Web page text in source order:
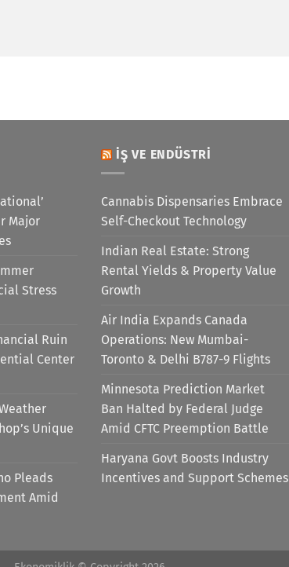
Major
Stress
Ruin
Center
Unique
Pleads
Amid
İŞ VE ENDÜSTRI
Cannabis Dispensaries Embrace
Self-Checkout Technology
Indian Real Estate: Strong
Rental Yields & Property Value
Growth
Air India Expands Canada
Operations: New Mumbai-
Toronto & Delhi B787-9 Flights
Minnesota Prediction Market
Ban Halted by Federal Judge
Amid CFTC Preemption Battle
Haryana Govt Boosts Industry
Incentives and Support Schemes